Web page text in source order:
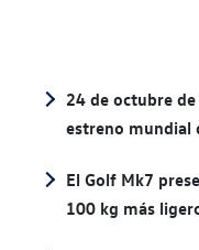
24 de octubre
estreno mundial
El Golf Mk7
100 kg más